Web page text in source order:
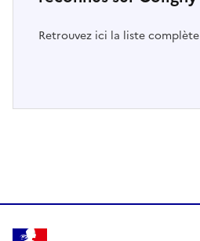
Retrouvez ici la liste complète